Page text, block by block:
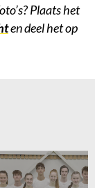
Plaats het
en deel het op